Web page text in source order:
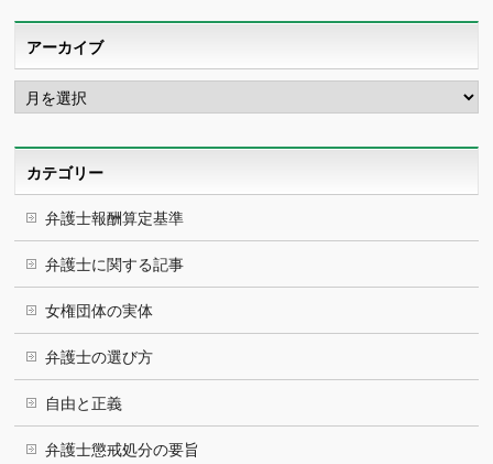
アーカイブ
ア
ー
カ
カテゴリー
弁護士報酬算定基準
弁護士に関する記事
女権団体の実体
弁護士の選び方
自由と正義
弁護士懲戒処分の要旨